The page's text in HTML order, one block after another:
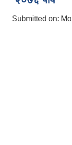
Submitted on: